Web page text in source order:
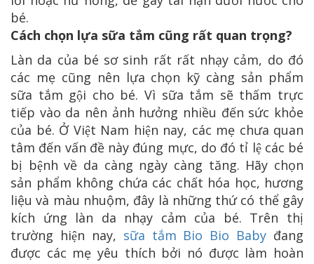
bé.
Cách chọn lựa sữa tắm cũng rất quan trọng?
Làn da của bé sơ sinh rất rất nhạy cảm, do đó
các mẹ cũng nên lựa chọn kỹ càng sản phẩm
sữa tắm gội cho bé. Vì sữa tắm sẽ thấm trực
tiếp vào da nên ảnh hưởng nhiều đến sức khỏe
của bé. Ở Việt Nam hiện nay, các mẹ chưa quan
tâm đến vấn đề này đúng mực, do đó tỉ lệ các bé
bị bệnh về da càng ngày càng tăng. Hãy chọn
sản phẩm không chứa các chất hóa học, hương
liệu và màu nhuộm, đây là những thứ có thể gây
kích ứng làn da nhạy cảm của bé. Trên thị
trường hiện nay, sữa tắm Bio Bio Baby đang
được các mẹ yêu thích bởi nó được làm hoàn